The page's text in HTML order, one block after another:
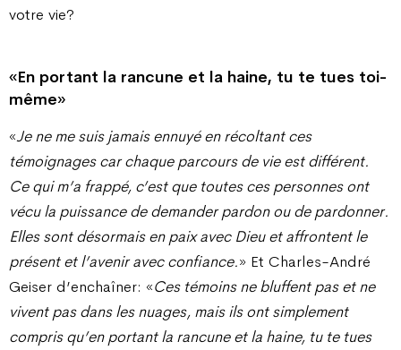
votre vie?
«En portant la rancune et la haine, tu te tues toi-
même»
«Je ne me suis jamais ennuyé en récoltant ces
témoignages car chaque parcours de vie est différent.
Ce qui m’a frappé, c’est que toutes ces personnes ont
vécu la puissance de demander pardon ou de pardonner.
Elles sont désormais en paix avec Dieu et affrontent le
présent et l’avenir avec confiance.» Et Charles-André
Geiser d’enchaîner: «Ces témoins ne bluffent pas et ne
vivent pas dans les nuages, mais ils ont simplement
compris qu’en portant la rancune et la haine, tu te tues